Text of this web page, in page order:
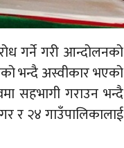
गर्ने गरी आन्दोलनको
भन्दै अस्वीकार भएको
सहभागी गराउन भन्दै
र २४ गाउँपालिकालाई